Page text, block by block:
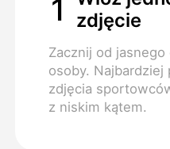
1
zdjęcie
Zacznij od
osoby. Najbardziej
zdjęcia
z niskim kątem.